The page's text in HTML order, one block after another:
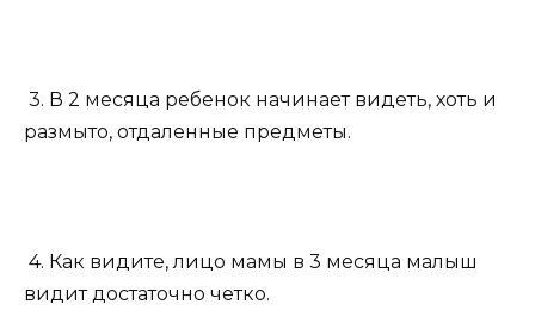
3. В 2 месяца ребенок начинает видеть, хоть и
размыто, отдаленные предметы.
4. Как видите, лицо мамы в 3 месяца малыш
видит достаточно четко.